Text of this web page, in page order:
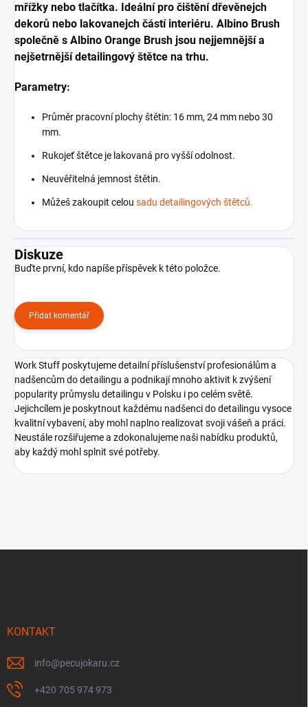
mřížky nebo tlačítka. Ideální pro čištění dřevěnejch
dekorů nebo lakovanejch částí interiéru. Albino Brush
společně s Albino Orange Brush jsou nejjemnější a
nejšetrnější detailingový štětce na trhu.
Parametry:
Průměr pracovní plochy štětin: 16 mm, 24 mm nebo 30
mm.
Rukojeť štětce je lakovaná pro vyšší odolnost.
Neuvěřitelná jemnost štětin.
Můžeš zakoupit celou sadu detailingových štětců.
Diskuze
Buďte první, kdo napíše příspěvek k této položce.
Přidat komentář
Work Stuff poskytujeme detailní příslušenství profesionálům a
nadšencům do detailingu a podnikají mnoho aktivit k zvýšení
popularity průmyslu detailingu v Polsku i po celém světě.
Jejichcílem je poskytnout každému nadšenci do detailingu vysoce
kvalitní vybavení, aby mohl naplno realizovat svoji vášeň a práci.
Neustále rozšiřujeme a zdokonalujeme naši nabídku produktů,
aby každý mohl splnit své potřeby.
KONTAKT
info@pecujokaru.cz
+420 705 974 973